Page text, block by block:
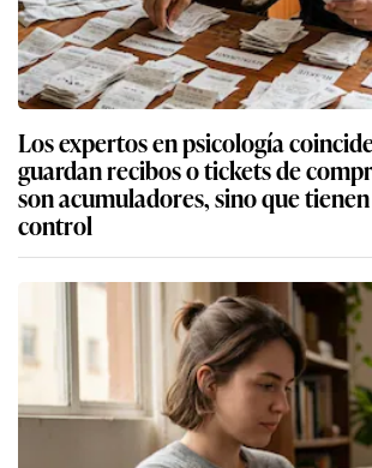
Los expertos en psicología
guardan recibos o tickets de
son acumuladores, sino que
control